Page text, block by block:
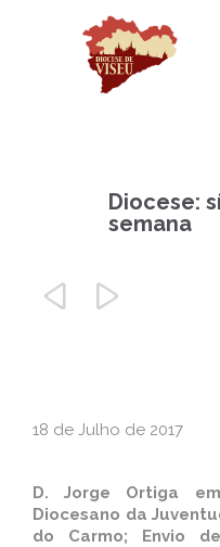
Diocese:
semana
 
18 de Julho de 2017
D. Jorge Ortiga
Diocesano da
do Carmo; Envio